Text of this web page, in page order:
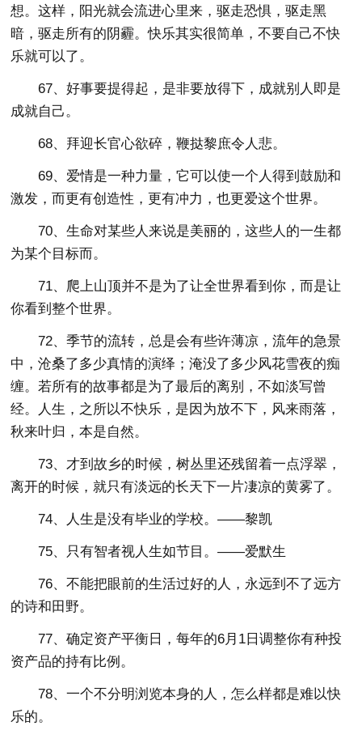
想。这样，阳光就会流进心里来，驱走恐惧，驱走黑
暗，驱走所有的阴霾。快乐其实很简单，不要自己不快
乐就可以了。
67、好事要提得起，是非要放得下，成就别人即是
成就自己。
68、拜迎长官心欲碎，鞭挞黎庶令人悲。
69、爱情是一种力量，它可以使一个人得到鼓励和
激发，而更有创造性，更有冲力，也更爱这个世界。
70、生命对某些人来说是美丽的，这些人的一生都
为某个目标而。
71、爬上山顶并不是为了让全世界看到你，而是让
你看到整个世界。
72、季节的流转，总是会有些许薄凉，流年的急景
中，沧桑了多少真情的演绎；淹没了多少风花雪夜的痴
缠。若所有的故事都是为了最后的离别，不如淡写曾
经。人生，之所以不快乐，是因为放不下，风来雨落，
秋来叶归，本是自然。
73、才到故乡的时候，树丛里还残留着一点浮翠，
离开的时候，就只有淡远的长天下一片凄凉的黄雾了。
74、人生是没有毕业的学校。——黎凯
75、只有智者视人生如节目。——爱默生
76、不能把眼前的生活过好的人，永远到不了远方
的诗和田野。
77、确定资产平衡日，每年的6月1日调整你有种投
资产品的持有比例。
78、一个不分明浏览本身的人，怎么样都是难以快
乐的。